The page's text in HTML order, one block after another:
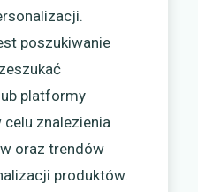
poszukiwanie
platformy
znalezienia
oraz trendów
produktów.